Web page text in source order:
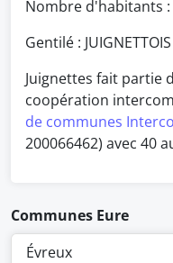
Nombre d'habitants
Gentilé : JUIGNETTOIS
Juignettes fait partie
coopération
de communes
200066462) avec 40
Communes Eure
Évreux